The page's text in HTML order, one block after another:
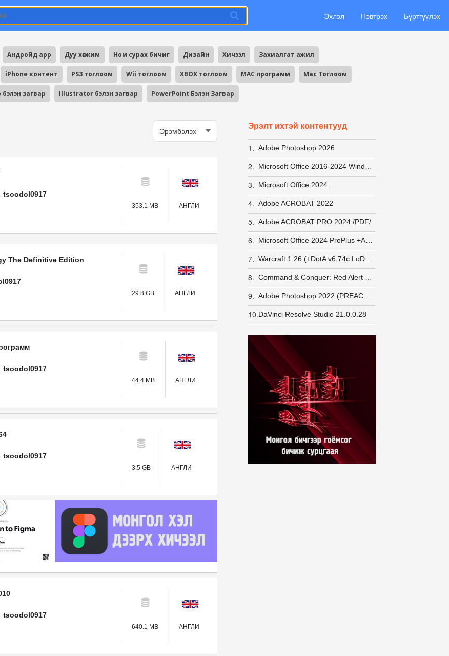
Эхлэл Нэвтрэх Бүртгүүлэх
Андройд app Дуу хөгжим Ном сурах бичиг Дизайн Хичээл Захиалгат ажил
iPhone контент PS3 тоглоом Wii тоглоом XBOX тоглоом MAC программ Mac Тоглоом
загвар Illustrator бэлэн загвар PowerPoint Бэлэн Загвар
tsoodol0917
353.1 MB АНГЛИ
The Definitive Edition
29.8 GB АНГЛИ
tsoodol0917
44.4 MB АНГЛИ
tsoodol0917
3.5 GB АНГЛИ
tsoodol0917
640.1 MB АНГЛИ
Эрэлт ихтэй контентууд
1. Adobe Photoshop 2026
2.
3. Microsoft Office 2024
4. Adobe ACROBAT 2022
5. Adobe ACROBAT PRO 2024 /PDF/
6.
7.
8.
9.
10.DaVinci Resolve Studio 21.0.0.28